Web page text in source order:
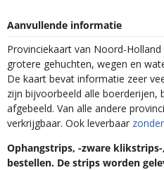
Aanvullende informatie
Provinciekaart van Noord-
grotere gehuchten, wegen en
De kaart bevat informatie zeer
zijn bijvoorbeeld alle boerderijen,
afgebeeld. Van alle andere
verkrijgbaar. Ook leverbaar
Ophangstrips, -zware
bestellen. De strips worden